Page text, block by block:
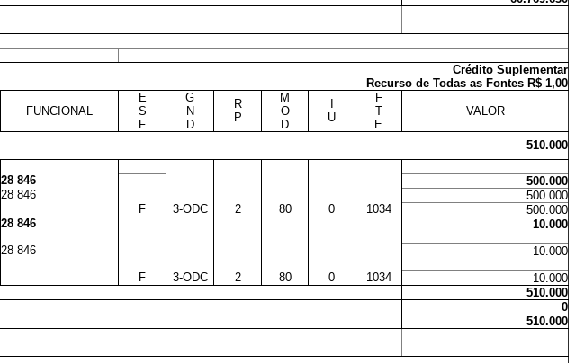
Crédito Suplementar
Recurso de Todas as Fontes R$ 1,00
FUNCIONAL
E
S
F
G
N
D
R
P
M
O
D
U
F
T
E
VALOR
510.000
28 846
500.000
28 846
500.000
F
3-ODC 2 80 0 1034
500.000
28 846
10.000
28 846
10.000
F
3-ODC 2 80 0 1034
10.000
510.000
0
510.000